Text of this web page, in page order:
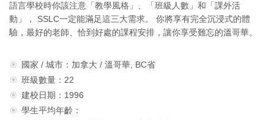
語言學校時你該注意「教學風格」、「班級人數」和「課外活
動」， SSLC一定能滿足這三大需求。 你將享有完全沉浸式的體
驗，最好的老師、恰到好處的課程安排，讓你享受難忘的溫哥華。
國家 / 城市：加拿大 / 溫哥華, BC省
班級數量：22
建校日期：1996
學生平均年齡：